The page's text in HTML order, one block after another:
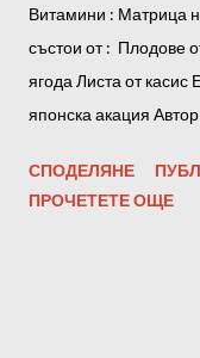
Витамини : Матрица
състои от : Плодове
ягода Листа от
японска акация
СПОДЕЛЯНЕ
ПРОЧЕТЕТЕ ОЩЕ